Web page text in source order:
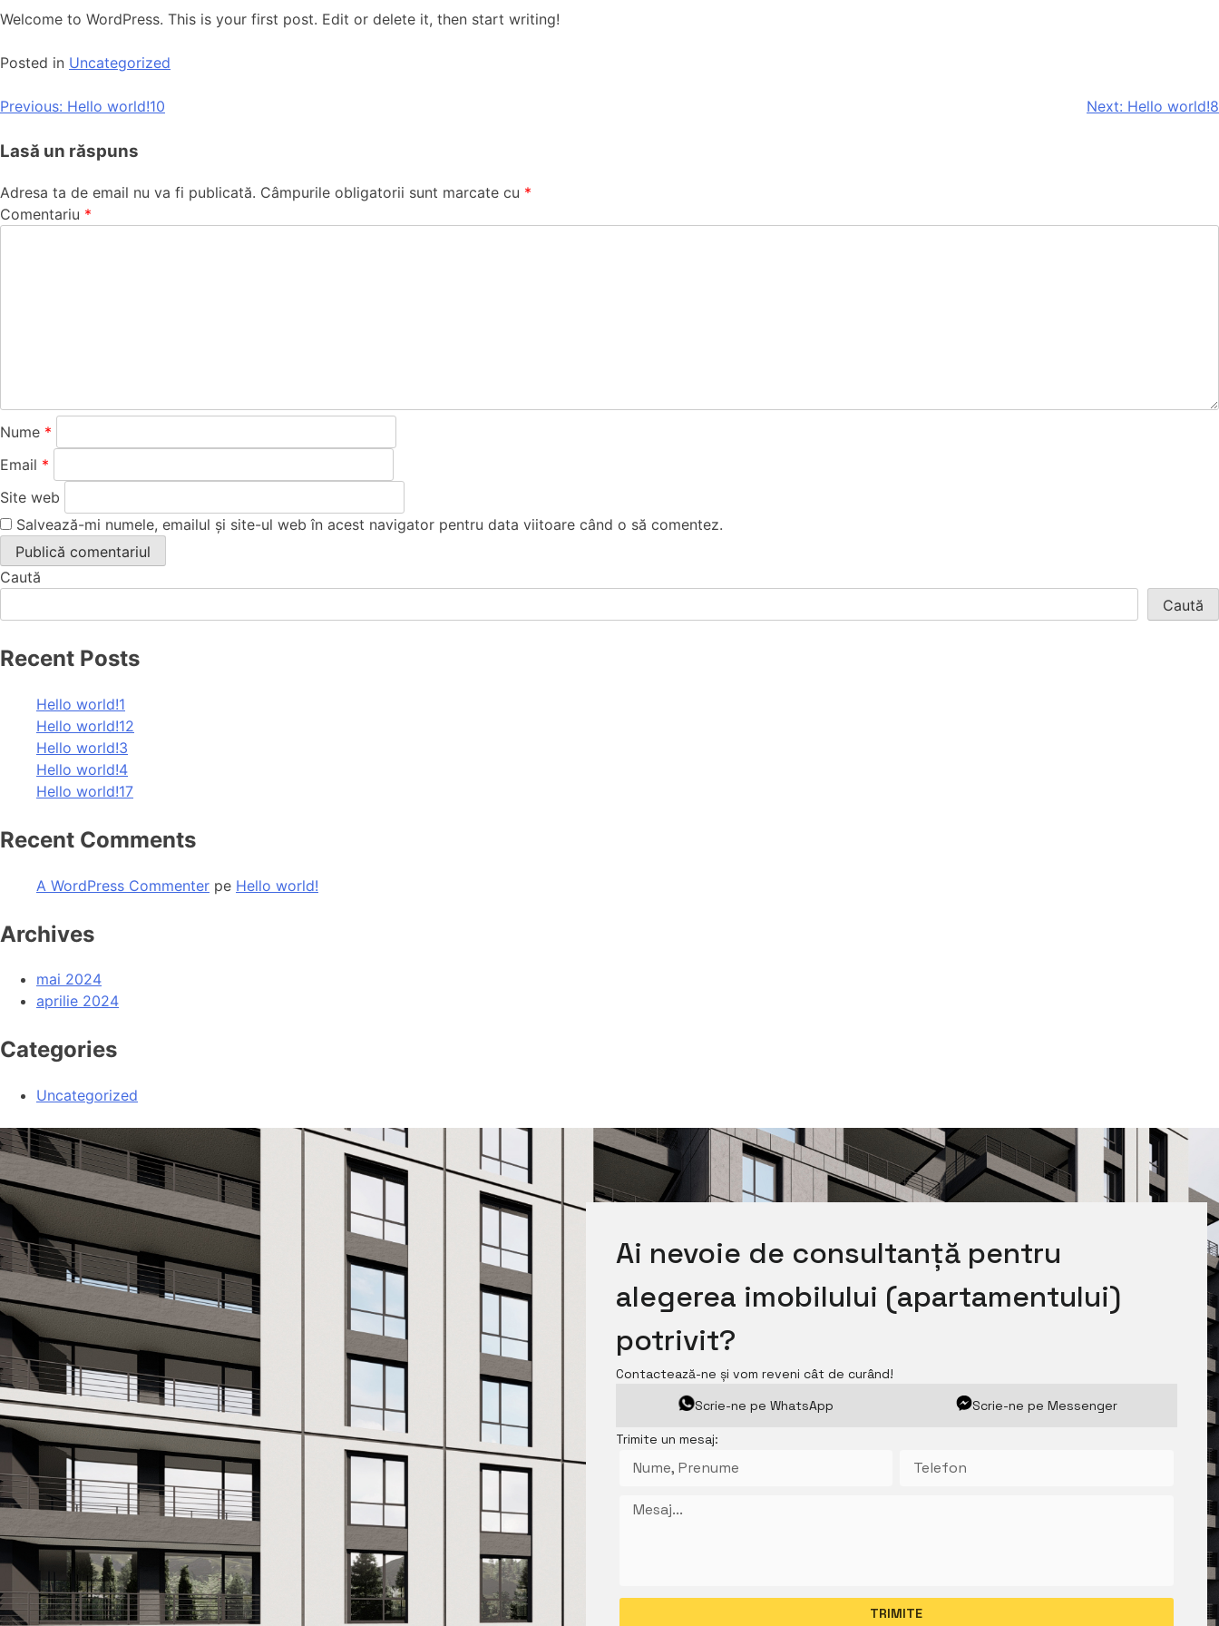
Welcome to WordPress. This is your first post. Edit or delete it, then start writing!
Posted in Uncategorized
Previous: Hello world!10 Next: Hello world!8
Lasă un răspuns
Adresa ta de email nu va fi publicată. Câmpurile obligatorii sunt marcate cu *
Comentariu *
Nume *
Email *
Site web
Salvează-mi numele, emailul și site-ul web în acest navigator pentru data viitoare când o să comentez.
Caută
Caută
Recent Posts
Hello world!1
Hello world!12
Hello world!3
Hello world!4
Hello world!17
Recent Comments
A WordPress Commenter pe Hello world!
Archives
mai 2024
aprilie 2024
Categories
Uncategorized
Ai nevoie de consultanță pentru
alegerea imobilului (apartamentului)
potrivit?
Contactează-ne și vom reveni cât de curând!
Scrie-ne pe WhatsApp
Scrie-ne pe Messenger
Trimite un mesaj: